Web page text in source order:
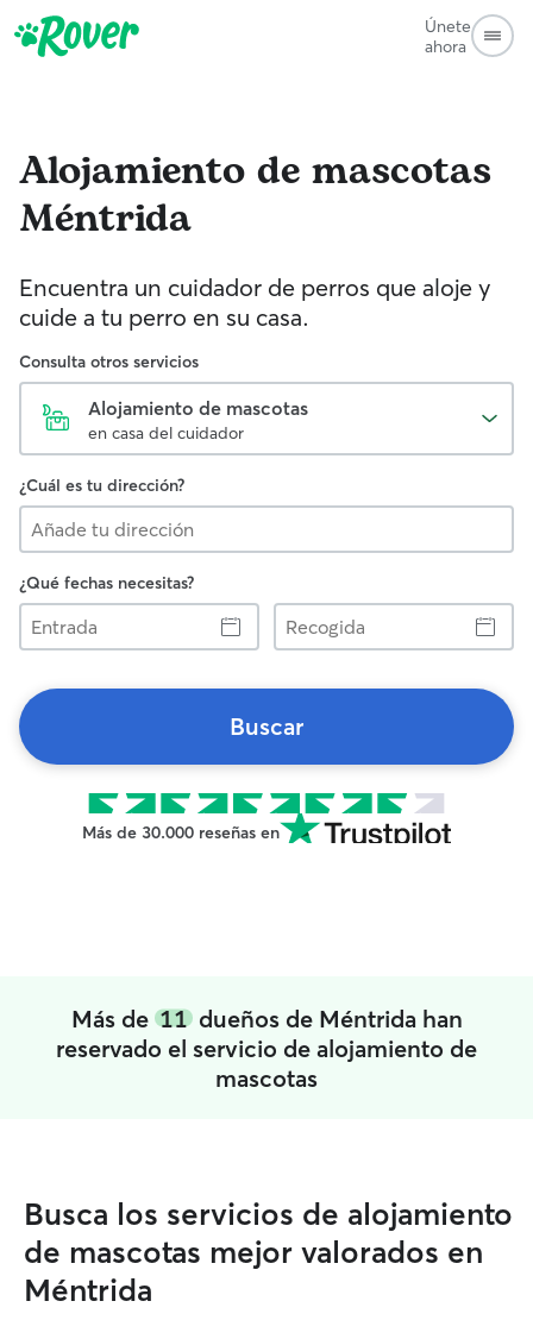
Únete
ahora
Alojamiento de mascotas
Méntrida
Encuentra un cuidador de perros que aloje y
cuide a tu perro en su casa.
Consulta otros servicios
Alojamiento de mascotas
en casa del cuidador
¿Cuál es tu dirección?
¿Qué fechas necesitas?
Entrada
Recogida
Buscar
Más de 30.000 reseñas en
Más de 11dueños de Méntrida han
reservado el servicio de alojamiento de
mascotas
Busca los servicios de alojamiento
de mascotas mejor valorados en
Méntrida